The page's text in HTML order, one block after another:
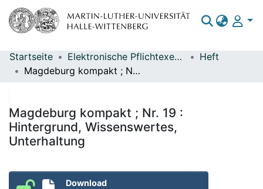
Bereiche & Sammlungen
Statistiken
Startseite Elektronische Pflichtexemplare
Heft
Magdeburg kompakt ; Nr. 19 : Hintergrund, Wissenswertes, Unterhaltung
Magdeburg kompakt ; Nr. 19 :
Hintergrund, Wissenswertes,
Unterhaltung
Download